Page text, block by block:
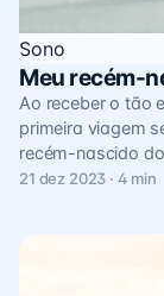
Sono
Meu recém-
Ao receber o tão
primeira viagem
recém-nascido
21 dez 2023 · 4 min